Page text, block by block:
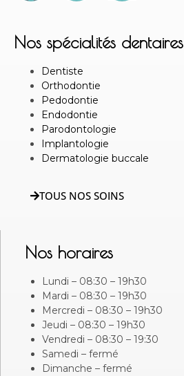
Nos spécialités dentaires
Dentiste
Orthodontie
Pedodontie
Endodontie
Parodontologie
Implantologie
Dermatologie buccale
TOUS NOS SOINS
Nos horaires
Lundi – 08:30 – 19h30
Mardi – 08:30 – 19h30
Mercredi – 08:30 – 19h30
Jeudi – 08:30 – 19h30
Vendredi – 08:30 – 19:30
Samedi – fermé
Dimanche – fermé